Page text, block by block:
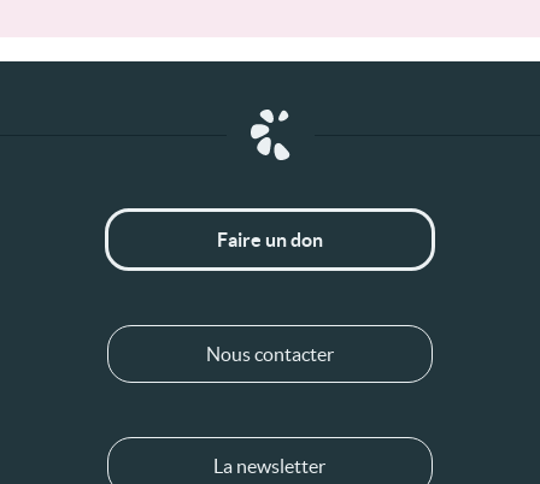
Faire un don
Nous contacter
La newsletter